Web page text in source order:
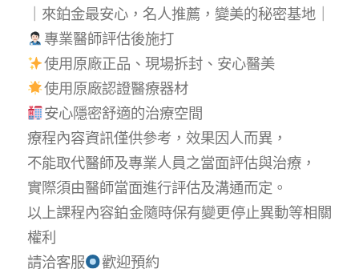
｜來鉑金最安心，名人推薦，變美的秘密基地｜
專業醫師評估後施打
使用原廠正品、現場拆封、安心醫美
使用原廠認證醫療器材
安心隱密舒適的治療空間
療程內容資訊僅供參考，效果因人而異，
不能取代醫師及專業人員之當面評估與治療，
實際須由醫師當面進行評估及溝通而定。
以上課程內容鉑金隨時保有變更停止異動等相關
權利
請洽客服
歡迎預約